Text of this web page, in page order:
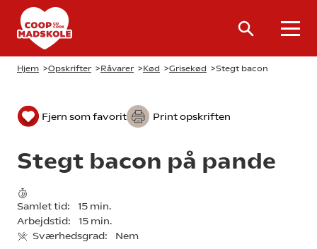
Hjem >Opskrifter >Råvarer >Kød >Grisekød >Stegt bacon
Fjern som favorit Print opskriften
Stegt bacon på pande
Samlet tid:
15 min.
Arbejdstid:
15 min.
Sværhedsgrad:
Nem